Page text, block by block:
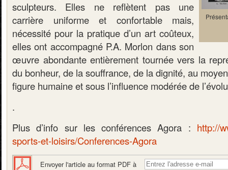
sculpteurs. Elles ne reflètent pas une
carrière uniforme et confortable mais,
nécessité pour la pratique d’un art coûteux,
elles ont accompagné P.A. Morlon dans son
œuvre abondante entièrement tournée vers la
du bonheur, de la souffrance, de la dignité, au
figure humaine et sous l’influence modérée de
.
Plus d’info sur les conférences Agora : http://
sports-et-loisirs/Conferences-Agora
Envoyer l'article au format PDF à